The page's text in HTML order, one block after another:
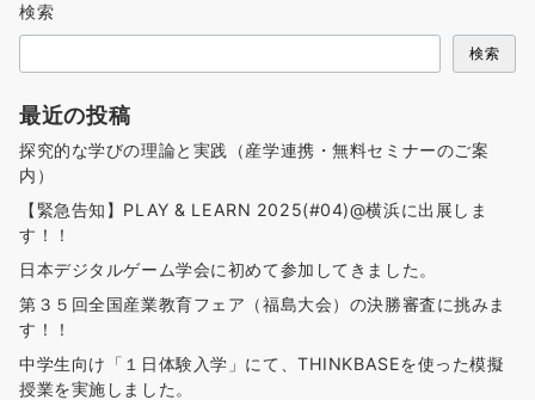
検索
検索
最近の投稿
探究的な学びの理論と実践（産学連携・無料セミナーのご案
内）
【緊急告知】PLAY & LEARN 2025(#04)@横浜に出展しま
す！！
日本デジタルゲーム学会に初めて参加してきました。
第３５回全国産業教育フェア（福島大会）の決勝審査に挑みま
す！！
中学生向け「１日体験入学」にて、THINKBASEを使った模擬
授業を実施しました。